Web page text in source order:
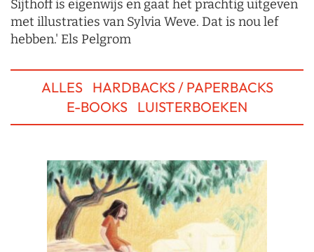
Sijthoff is eigenwijs en gaat het prachtig uitgeven
met illustraties van Sylvia Weve. Dat is nou lef
hebben.' Els Pelgrom
ALLES
HARDBACKS / PAPERBACKS
E-BOOKS LUISTERBOEKEN